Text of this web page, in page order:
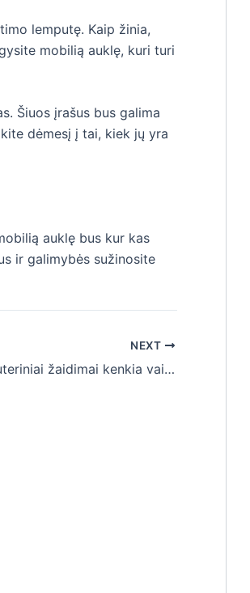
lemputę. Kaip žinia,
mobilią auklę, kuri turi
Šiuos įrašus bus galima
dėmesį į tai, kiek jų yra
auklę bus kur kas
ir galimybės sužinosite
NEXT
Ar kompiuteriniai žaidimai kenkia vaikams?